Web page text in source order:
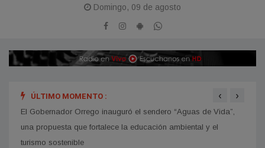
Domingo, 09 de agosto
ÚLTIMO MOMENTO :
El Gobernador Orrego inauguró el sendero “Aguas de Vida”,
una propuesta que fortalece la educación ambiental y el
turismo sostenible
‹ ›